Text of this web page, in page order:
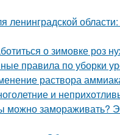
о зимовке роз
правила по уборки
раствора
и
можно замораживать?